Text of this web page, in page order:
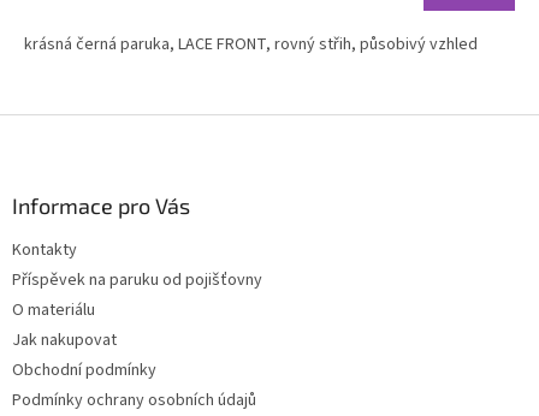
z
krásná černá paruka, LACE FRONT, rovný střih, působivý vzhled
Informace pro Vás
Kontakty
Příspěvek na paruku od pojišťovny
O materiálu
Jak nakupovat
Obchodní podmínky
Podmínky ochrany osobních údajů